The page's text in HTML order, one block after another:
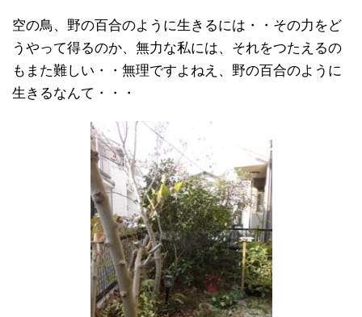
空の鳥、野の百合のように生きるには・・その力をど
うやって得るのか、無力な私には、それをつたえるの
もまた難しい・・無理ですよねえ、野の百合のように
生きるなんて・・・